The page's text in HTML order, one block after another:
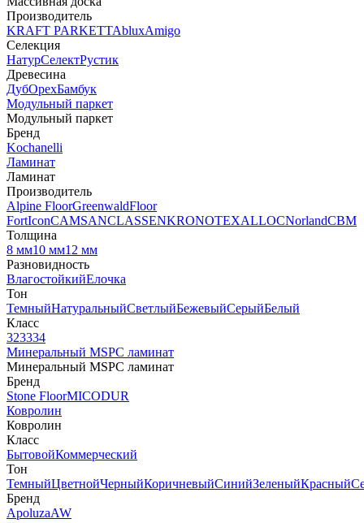
Производитель
KRAFT PARKETTAbluxAmigo
Селекция
НатурСелектРустик
Древесина
ДубОрехБамбук
Модульный паркет
Модульный паркет
Бренд
Kochanelli
Ламинат
Ламинат
Производитель
Alpine FloorGreenwaldFloor
FortIconCAMSANCLASSENKRONOTEXALLOCNorlandCBM
Толщина
8 мм10 мм12 мм
Разновидность
ВлагостойкийЕлочка
Тон
ТемныйНатуральныйСветлыйБежевыйСерыйБелый
Класс
323334
Минеральный MSPC ламинат
Минеральный MSPC ламинат
Бренд
Stone FloorMICODUR
Ковролин
Ковролин
Класс
БытовойКоммерческий
Тон
ТемныйЦветнойЧерныйКоричневыйСинийЗеленыйКрасный
Бренд
ApoluzaAW